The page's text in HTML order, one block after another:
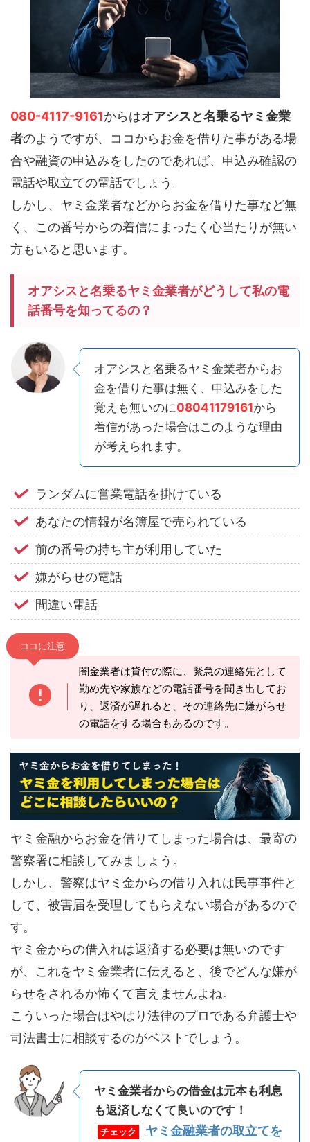
080-4117-9161からはオアシスと名乗るヤミ金業
者のようですが、ココからお金を借りた事がある場
合や融資の申込みをしたのであれば、申込み確認の
電話や取立ての電話でしょう。
しかし、ヤミ金業者などからお金を借りた事など無
く、この番号からの着信にまったく心当たりが無い
方もいると思います。
オアシスと名乗るヤミ金業者がどうして私の電
話番号を知ってるの？
オアシスと名乗るヤミ金業者からお
金を借りた事は無く、申込みをした
覚えも無いのに08041179161から
着信があった場合はこのような理由
が考えられます。
ランダムに営業電話を掛けている
あなたの情報が名簿屋で売られている
前の番号の持ち主が利用していた
嫌がらせの電話
間違い電話
ココに注意
闇金業者は貸付の際に、緊急の連絡先として
勤め先や家族などの電話番号を聞き出してお
り、返済が遅れると、その連絡先に嫌がらせ
の電話をする場合もあるのです。
ヤミ金融からお金を借りてしまった場合は、最寄の
警察署に相談してみましょう。
しかし、警察はヤミ金からの借り入れは民事事件と
して、被害届を受理してもらえない場合があるので
す。
ヤミ金からの借入れは返済する必要は無いのです
が、これをヤミ金業者に伝えると、後でどんな嫌が
らせをされるか怖くて言えませんよね。
こういった場合はやはり法律のプロである弁護士や
司法書士に相談するのがベストでしょう。
ヤミ金業者からの借金は元本も利息
も返済しなくて良いのです！
チェック
ヤミ金融業者の取立てを